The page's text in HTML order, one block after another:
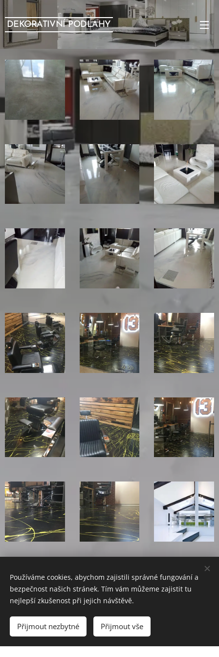
DEKORATIVNÍ PODLAHY
© DEKORATIVNÍ PODLAHY. Sartoriová 63, Praha 6, 160 00
Vytvořeno službou Webnode
Používáme cookies, abychom zajistili správné fungování a
bezpečnost našich stránek. Tím vám můžeme zajistit tu
nejlepší zkušenost při jejich návštěvě.
Přijmout nezbytné Přijmout vše